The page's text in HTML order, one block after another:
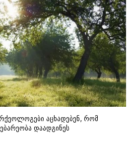
აცხადებენ, რომ
დაადგინეს